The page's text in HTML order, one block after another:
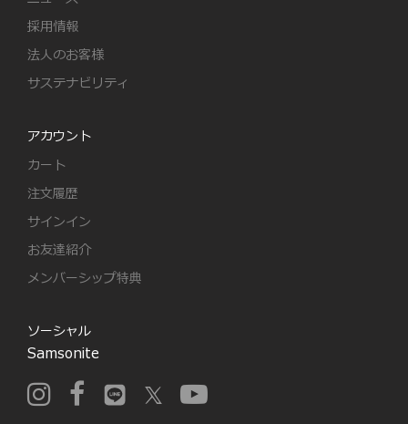
採用情報
法人のお客様
サステナビリティ
アカウント
カート
注文履歴
サインイン
お友達紹介
メンバーシップ特典
ソーシャル
Samsonite